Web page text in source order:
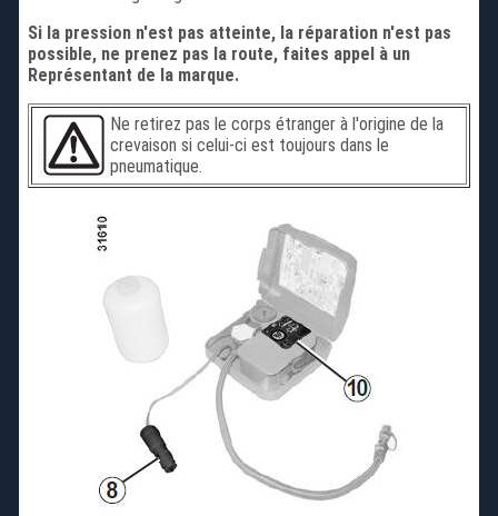
Si la pression n'est pas atteinte, la réparation n'est pas
possible, ne prenez pas la route, faites appel à un
Représentant de la marque.
Ne retirez pas le corps étranger à l'origine de la
crevaison si celui-ci est toujours dans le
pneumatique.